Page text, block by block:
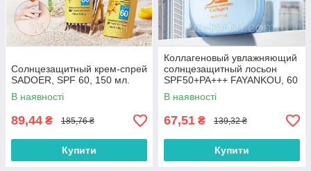
Солнцезащитный крем-спрей
SADOER, SPF 60, 150 мл.
В наявності
89,44 ₴ 185,76 ₴
Купити
Коллагеновый увлажняющий
солнцезащитный лосьон
SPF50+PA+++ FAYANKOU, 60
г.
В наявності
67,51 ₴ 139,32 ₴
Купити